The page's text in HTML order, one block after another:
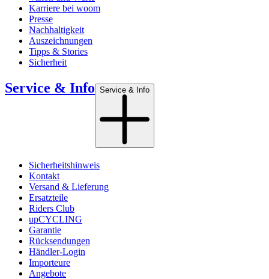
Karriere bei woom
Presse
Nachhaltigkeit
Auszeichnungen
Tipps & Stories
Sicherheit
Service & Info Service & Info
Sicherheitshinweis
Kontakt
Versand & Lieferung
Ersatzteile
Riders Club
upCYCLING
Garantie
Rücksendungen
Händler-Login
Importeure
Angebote